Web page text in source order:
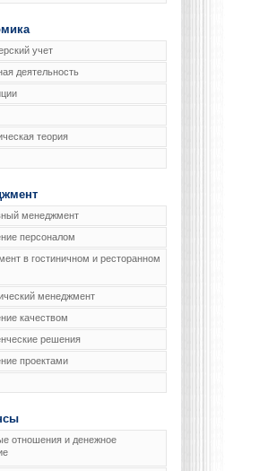
учет
деятельность
теория
менеджмент
персоналом
в гостиничном и ресторанном
менеджмент
качеством
решения
проектами
отношения и денежное